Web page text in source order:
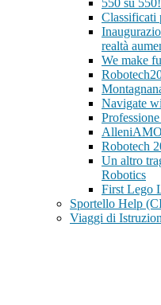
550 su 550!
Classificati
realtà
We make
Navigate
Robotech
Un altro
Robotics
First Lego
Sportello Help
Viaggi di